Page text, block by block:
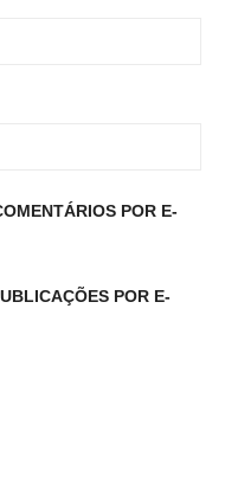
POR E-
POR E-